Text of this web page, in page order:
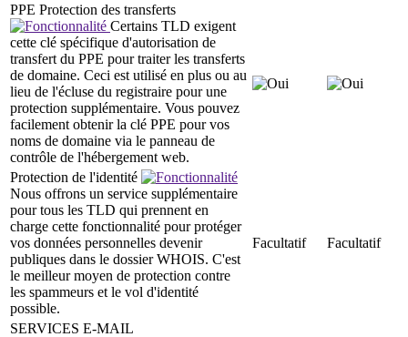
PPE Protection des transferts
Certains TLD exigent
cette clé spécifique d'autorisation de
transfert du PPE pour traiter les transferts
de domaine. Ceci est utilisé en plus ou au
lieu de l'écluse du registraire pour une
protection supplémentaire. Vous pouvez
facilement obtenir la clé PPE pour vos
noms de domaine via le panneau de
contrôle de l'hébergement web.
Protection de l'identité
Nous offrons un service supplémentaire
pour tous les TLD qui prennent en
charge cette fonctionnalité pour protéger
vos données personnelles devenir
publiques dans le dossier WHOIS. C'est
le meilleur moyen de protection contre
les spammeurs et le vol d'identité
possible.
Facultatif Facultatif
SERVICES E-MAIL